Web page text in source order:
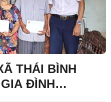
THÁI BÌNH
ĐÌNH